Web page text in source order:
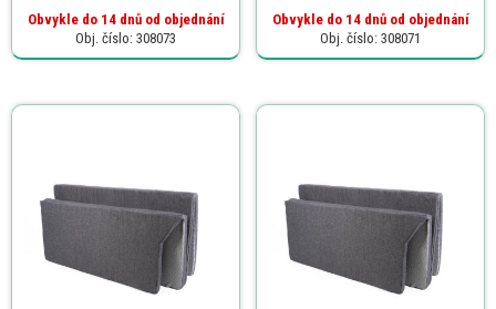
Obvykle do 14 dnů od objednání
Obj. číslo: 308073
Obvykle do 14 dnů od objednání
Obj. číslo: 308071